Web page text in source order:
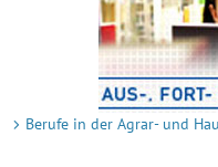
Berufe in der Agrar- und